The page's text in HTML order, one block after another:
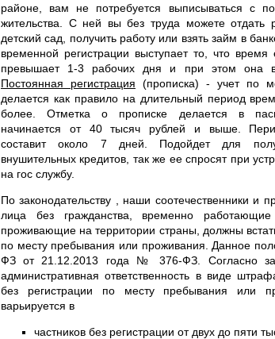
районе, вам не потребуется выписываться с
жительства. С ней вы без труда можете отдать
детский сад, получить работу или взять займ в
временной регистрации выступает то, что
превышает 1-3 рабочих дня и при этом она
Постоянная регистрация (прописка) - учет по
делается как правило на длительный период
более. Отметка о прописке делается в
начинается от 40 тысяч рублей и выше.
составит около 7 дней. Подойдет для
внушительных кредитов, так же ее спросят при
на гос службу.
По законодательству , наши соотечественники и
лица без гражданства, временно
проживающие на территории страны, должны
по месту пребывания или проживания. Данное
ФЗ от 21.12.2013 года № 376-ФЗ. Согласно
административная ответственность в виде
без регистрации по месту пребывания или
варьируется в
частников без регистрации от двух до пяти